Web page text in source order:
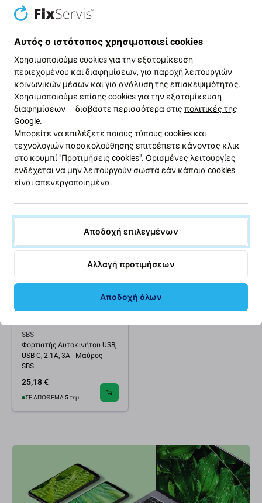
SBS
Φορτιστής Αυτοκινήτου 2x
USB + Καλώδιο USB / USB-C |
Μαύρος | SBS
SBS
Φορτιστής Αυτοκινήτου
Micro-USB, 2.1A | Μαύρος |
SBS
SBS
Φορτιστής Αυτοκινήτου USB,
USB-C, 2.1A, 3A | Μαύρος |
SBS
25,18 €
ΣΕ ΑΠΌΘΕΜΑ 5 τεμ
Αυτός ο ιστότοπος χρησιμοποιεί cookies
Χρησιμοποιούμε cookies για την εξατομίκευση
περιεχομένου και διαφημίσεων, για παροχή λειτουργιών
κοινωνικών μέσων και για ανάλυση της επισκεψιμότητας.
Χρησιμοποιούμε επίσης cookies για την εξατομίκευση
διαφημίσεων — διαβάστε περισσότερα στις πολιτικές της
Google.
Μπορείτε να επιλέξετε ποιους τύπους cookies και
τεχνολογιών παρακολούθησης επιτρέπετε κάνοντας κλικ
στο κουμπί "Προτιμήσεις cookies". Ορισμένες λειτουργίες
ενδέχεται να μην λειτουργούν σωστά εάν κάποια cookies
είναι απενεργοποιημένα.
Αποδοχή επιλεγμένων
Αλλαγή προτιμήσεων
Αποδοχή όλων